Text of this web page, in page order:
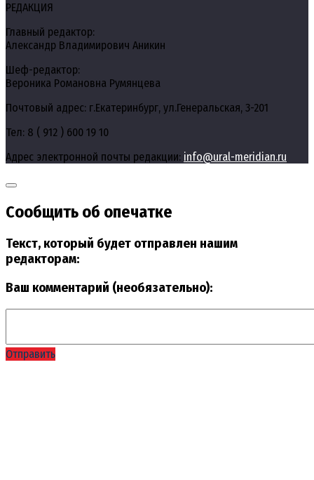
РЕДАКЦИЯ
Главный редактор:
Александр Владимирович Аникин
Шеф-редактор:
Вероника Романовна Румянцева
Почтовый адрес: г.Екатеринбург, ул.Генеральская, 3-201
Тел: 8 ( 912 ) 600 19 10
Адрес электронной почты редакции: info@ural-meridian.ru
Сообщить об опечатке
Текст, который будет отправлен нашим
редакторам:
Ваш комментарий (необязательно):
Отправить